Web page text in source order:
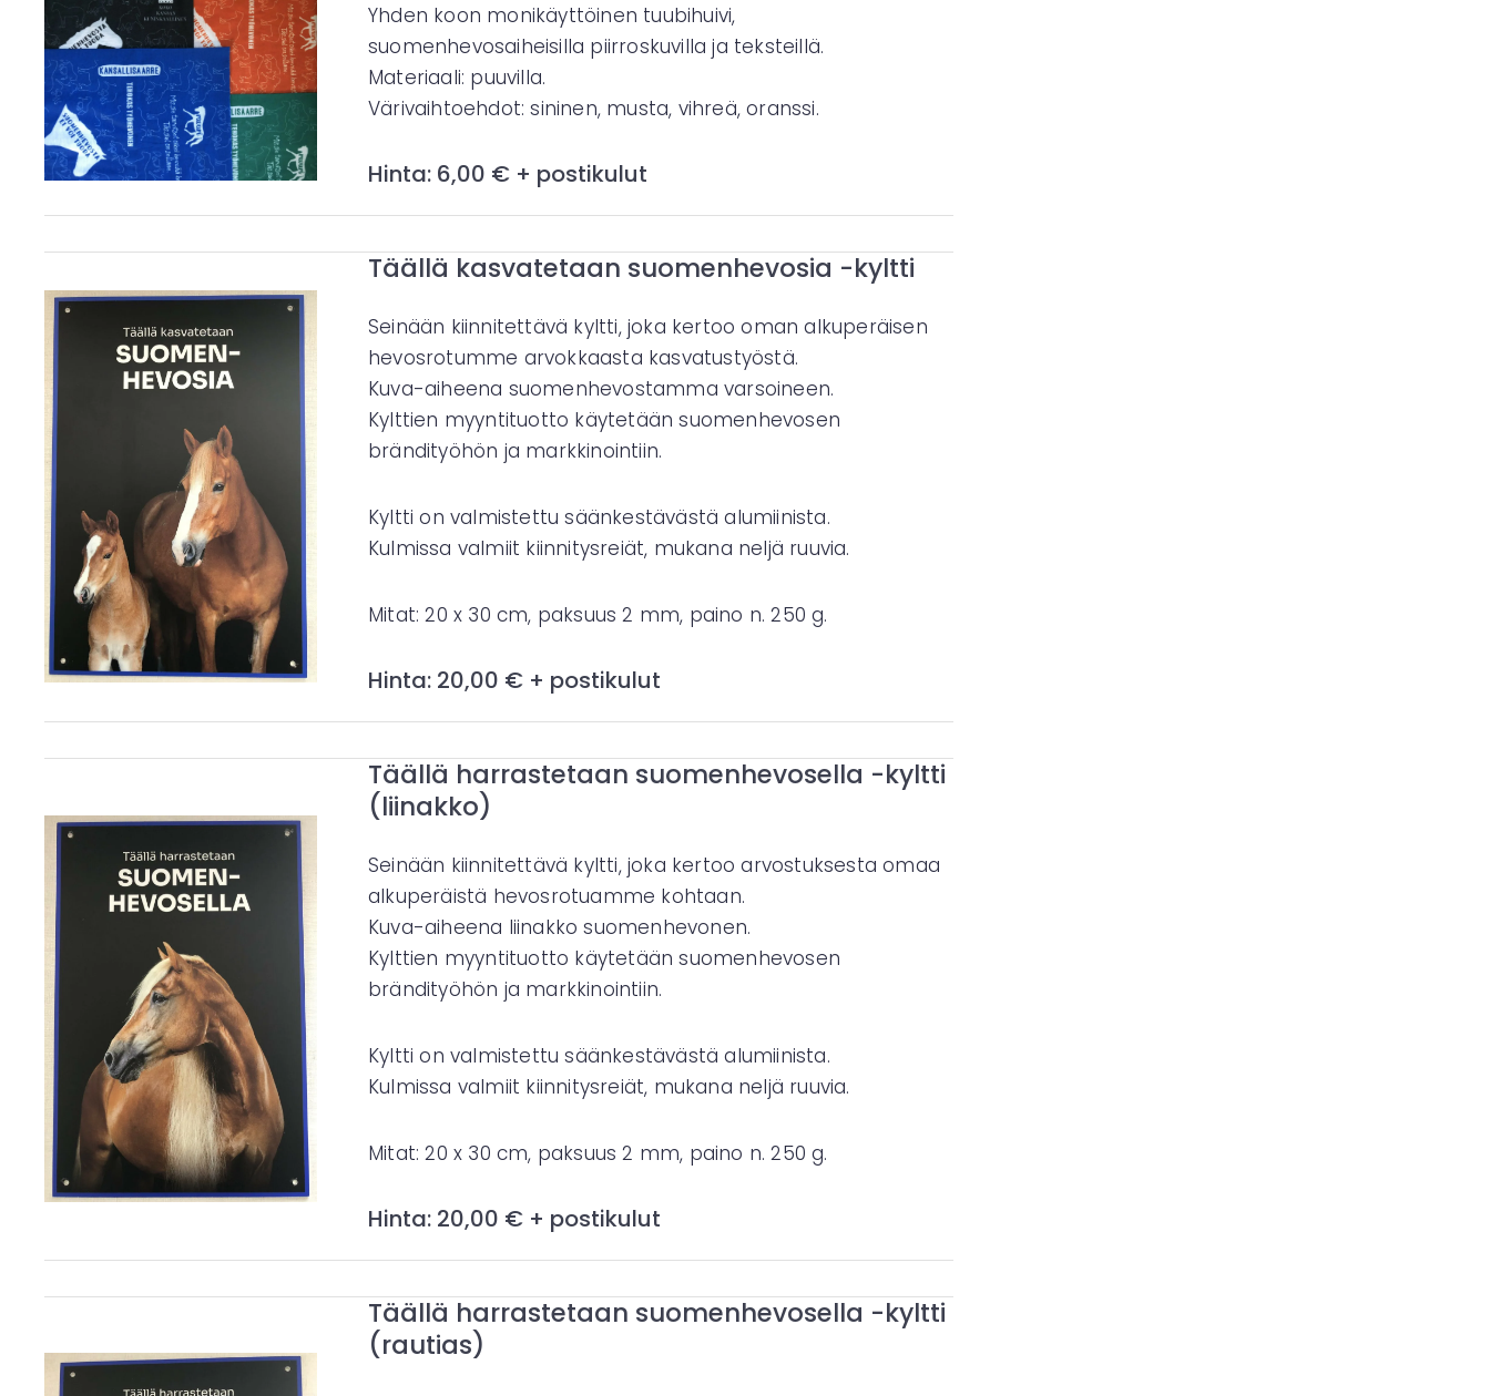
Yhden koon monikäyttöinen tuubihuivi,
suomenhevosaiheisilla piirroskuvilla ja teksteillä.
Materiaali: puuvilla.
Värivaihtoehdot: sininen, musta, vihreä, oranssi.
Hinta: 6,00 € + postikulut
Täällä kasvatetaan suomenhevosia -kyltti
Seinään kiinnitettävä kyltti, joka kertoo oman alkuperäisen
hevosrotumme arvokkaasta kasvatustyöstä.
Kuva-aiheena suomenhevostamma varsoineen.
Kylttien myyntituotto käytetään suomenhevosen
brändityöhön ja markkinointiin.
Kyltti on valmistettu säänkestävästä alumiinista.
Kulmissa valmiit kiinnitysreiät, mukana neljä ruuvia.
Mitat: 20 x 30 cm, paksuus 2 mm, paino n. 250 g.
Hinta: 20,00 € + postikulut
Täällä harrastetaan suomenhevosella -kyltti
(liinakko)
Seinään kiinnitettävä kyltti, joka kertoo arvostuksesta omaa
alkuperäistä hevosrotuamme kohtaan.
Kuva-aiheena liinakko suomenhevonen.
Kylttien myyntituotto käytetään suomenhevosen
brändityöhön ja markkinointiin.
Kyltti on valmistettu säänkestävästä alumiinista.
Kulmissa valmiit kiinnitysreiät, mukana neljä ruuvia.
Mitat: 20 x 30 cm, paksuus 2 mm, paino n. 250 g.
Hinta: 20,00 € + postikulut
Täällä harrastetaan suomenhevosella -kyltti
(rautias)